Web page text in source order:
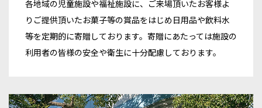
各地域の児童施設や福祉施設に、ご来場頂いたお客様よ
りご提供頂いたお菓子等の賞品をはじめ日用品や飲料水
等を定期的に寄贈しております。寄贈にあたっては施設の
利用者の皆様の安全や衛生に十分配慮しております。